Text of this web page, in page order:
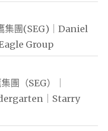
集團(SEG)｜Daniel
Group
團（SEG）｜
｜Starry